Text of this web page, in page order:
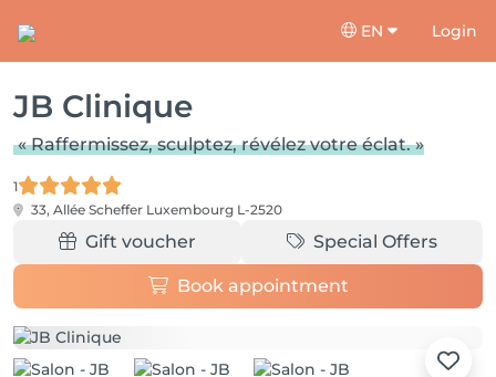
EN Login
JB Clinique
« Raffermissez, sculptez, révélez votre éclat. »
1
33, Allée Scheffer Luxembourg L-2520
Gift voucher Special Offers
Book appointment